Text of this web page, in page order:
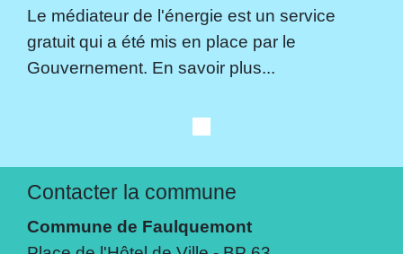
Le médiateur de l'énergie est un service
gratuit qui a été mis en place par le
Gouvernement. En savoir plus...
Contacter la commune
Commune de Faulquemont